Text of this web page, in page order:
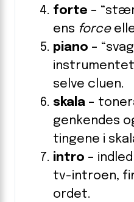
forte –
ens force
piano –
selve cluen.
skala–
genkendes
tingene i
intro –
tv-introen,
ordet.